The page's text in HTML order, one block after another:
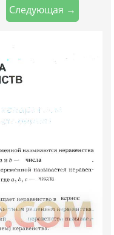
Следующая →